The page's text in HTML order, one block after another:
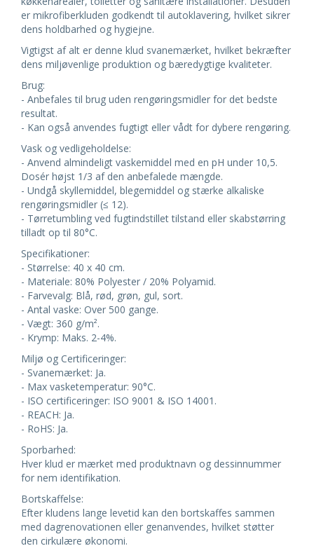
er mikrofiberkluden godkendt til autoklavering, hvilket sikrer
dens holdbarhed og hygiejne.
Vigtigst af alt er denne klud svanemærket, hvilket bekræfter
dens miljøvenlige produktion og bæredygtige kvaliteter.
Brug:
- Anbefales til brug uden rengøringsmidler for det bedste
resultat.
- Kan også anvendes fugtigt eller vådt for dybere rengøring.
Vask og vedligeholdelse:
- Anvend almindeligt vaskemiddel med en pH under 10,5.
Dosér højst 1/3 af den anbefalede mængde.
- Undgå skyllemiddel, blegemiddel og stærke alkaliske
rengøringsmidler (≤ 12).
- Tørretumbling ved fugtindstillet tilstand eller skabstørring
tilladt op til 80°C.
Specifikationer:
- Størrelse: 40 x 40 cm.
- Materiale: 80% Polyester / 20% Polyamid.
- Farvevalg: Blå, rød, grøn, gul, sort.
- Antal vaske: Over 500 gange.
- Vægt: 360 g/m².
- Krymp: Maks. 2-4%.
Miljø og Certificeringer:
- Svanemærket: Ja.
- Max vasketemperatur: 90°C.
- ISO certificeringer: ISO 9001 & ISO 14001.
- REACH: Ja.
- RoHS: Ja.
Sporbarhed:
Hver klud er mærket med produktnavn og dessinnummer
for nem identifikation.
Bortskaffelse:
Efter kludens lange levetid kan den bortskaffes sammen
med dagrenovationen eller genanvendes, hvilket støtter
den cirkulære økonomi.